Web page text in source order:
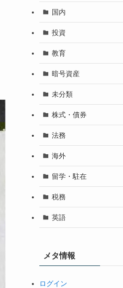
国内
投資
教育
暗号資産
未分類
株式・債券
法務
海外
留学・駐在
税務
英語
メタ情報
ログイン